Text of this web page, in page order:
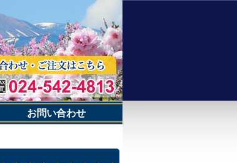
お問い合わせ